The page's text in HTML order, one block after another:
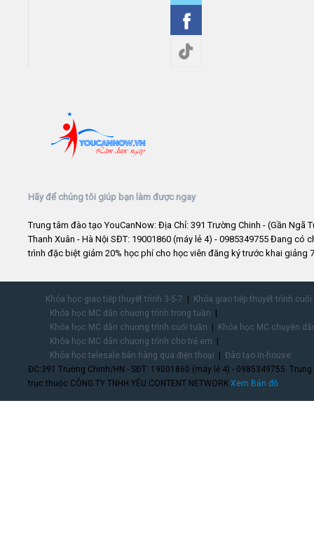
Hãy để chúng tôi giúp bạn làm được ngay
Trung tâm đào tạo YouCanNow: Địa Chỉ: 391 Trường Chinh - (Gần Ngã
Thanh Xuân - Hà Nội SĐT: 19001860 (máy lẻ 4) - 0985349755 Đang có
trình đặc biệt giảm 20% học phí cho học viên đăng ký trước khai giảng
Khóa học giao tiếp thuyết trình 3-5-7
Khóa giao tiếp thuyết trình
Khóa học MC dẫn chương trình trong tuần
Khóa học MC dẫn chương trình cuối tuần
Khóa học MC chuyên
Khóa học MC dẫn chương trình cho trẻ em
Khóa học telesale bán hàng qua điện thoại
Đào tạo In-house
ĐC:391 Trường Chinh/HN - SĐT: 19001860 (máy lẻ 4) - 0985349755.
trực thuộc CÔNG TY TNHH YÊU CONTENT NETWORK.Xem Bản đồ